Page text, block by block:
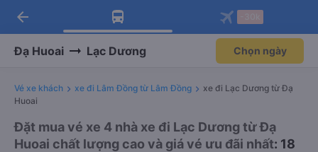
Tải app Vexere ngay!
Nhận ưu đãi thành viên độc
Mở app
Tải app Vexere
-30k/ghế khi đặt vé máy bay qua
Mở app
arrow_back
Đạ Huoai Lạc Dương Chọn ngày
Vé xe khách xe đi Lâm Đồng từ Lâm Đồng
xe đi Lạc Dương từ Đạ
Huoai
Đặt mua vé xe 4 nhà xe đi Lạc Dương từ Đạ
Huoai chất lượng cao và giá vé ưu đãi nhất: 18